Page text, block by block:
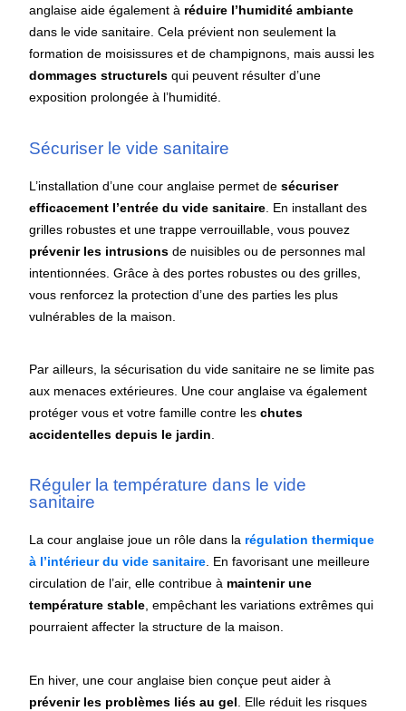
anglaise aide également à réduire l’humidité ambiante
dans le vide sanitaire. Cela prévient non seulement la
formation de moisissures et de champignons, mais aussi les
dommages structurels qui peuvent résulter d’une
exposition prolongée à l’humidité.
Sécuriser le vide sanitaire
L’installation d’une cour anglaise permet desécuriser
efficacement l’entrée du vide sanitaire . En installant des
grilles robustes et une trappe verrouillable, vous pouvez
prévenir les intrusions de nuisibles ou de personnes mal
intentionnées. Grâce à des portes robustes ou des grilles,
vous renforcez la protection d’une des parties les plus
vulnérables de la maison.
Par ailleurs, la sécurisation du vide sanitaire ne se limite pas
aux menaces extérieures. Une cour anglaise va également
protéger vous et votre famille contre leschutes
accidentelles depuis le jardin
Réguler la température dans le vide
sanitaire
La cour anglaise joue un rôle dans la régulation thermique
à l’intérieur du vide sanitaire. En favorisant une meilleure
circulation de l’air, elle contribue à maintenir une
température stable, empêchant les variations extrêmes qui
pourraient affecter la structure de la maison.
En hiver, une cour anglaise bien conçue peut aider à
prévenir les problèmes liés au gel . Elle réduit les risques